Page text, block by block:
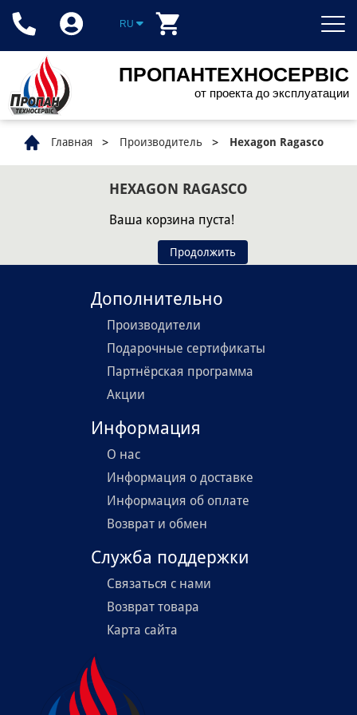
ПРОПАНТЕХНОСЕРВІС
от проекта до эксплуатации
RU
Главная Производитель Hexagon Ragasco
HEXAGON RAGASCO
Ваша корзина пуста!
Продолжить
Дополнительно
Производители
Подарочные сертификаты
Партнёрская программа
Акции
Информация
О нас
Информация о доставке
Информация об оплате
Возврат и обмен
Служба поддержки
Связаться с нами
Возврат товара
Карта сайта